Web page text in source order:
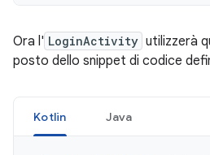
Ora l' LoginActivity utilizzerà
posto dello snippet di codice
Kotlin Java